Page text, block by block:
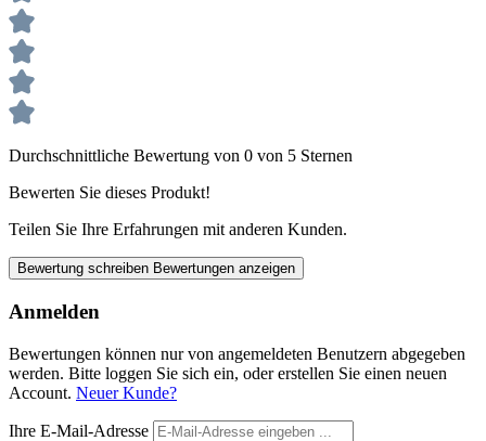
Durchschnittliche Bewertung von 0 von 5 Sternen
Bewerten Sie dieses Produkt!
Teilen Sie Ihre Erfahrungen mit anderen Kunden.
Bewertung schreiben Bewertungen anzeigen
Anmelden
Bewertungen können nur von angemeldeten Benutzern abgegeben
werden. Bitte loggen Sie sich ein, oder erstellen Sie einen neuen
Account. Neuer Kunde?
Ihre E-Mail-Adresse